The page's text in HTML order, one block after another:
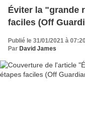
Éviter la "grande
faciles (Off
Publié le 31/01/2021 à
Par David James